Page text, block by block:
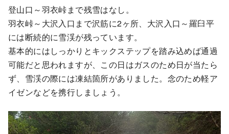
登山口～羽衣峠まで残雪はなし。
羽衣峠～大沢入口まで沢筋に2ヶ所、大沢入口～羅臼平
には断続的に雪渓が残っています。
基本的にはしっかりとキックステップを踏み込めば通過
可能だと思われますが、この日はガスのため日が当たら
ず、雪渓の際には凍結箇所がありました。念のため軽ア
イゼンなどを携行しましょう。